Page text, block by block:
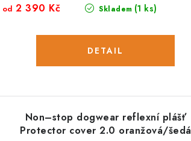
Skladem (1 ks)
od 2 390 Kč
Non–stop dogwear reflexní plášť
Protector cover 2.0 oranžová/šedá